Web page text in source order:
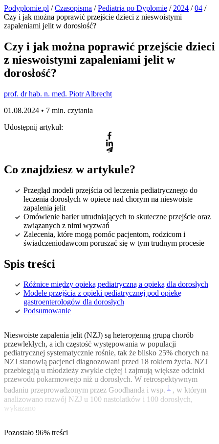
Podyplomie.pl /Czasopisma /Pediatria po Dyplomie / 2024 /04 /
Czy i jak można poprawić przejście dzieci z nieswoistymi
zapaleniami jelit w dorosłość?
Czy i jak można poprawić przejście dzieci
z nieswoistymi zapaleniami jelit w
dorosłość?
prof. dr hab. n. med. Piotr Albrecht
01.08.2024 • 7 min. czytania
Udostępnij artykuł:
Co znajdziesz w artykule?
Przegląd modeli przejścia od leczenia pediatrycznego do
leczenia dorosłych w opiece nad chorym na nieswoiste
zapalenia jelit
Omówienie barier utrudniających to skuteczne przejście oraz
związanych z nimi wyzwań
Zalecenia, które mogą pomóc pacjentom, rodzicom i
świadczeniodawcom poruszać się w tym trudnym procesie
Spis treści
Różnice między opieką pediatryczną a opieką dla dorosłych
Modele przejścia z opieki pediatrycznej pod opiekę
gastroenterologów dla dorosłych
Podsumowanie
Nieswoiste zapalenia jelit (NZJ) są heterogenną grupą chorób
przewlekłych, a ich częstość występowania w populacji
pediatrycznej systematycznie rośnie, tak że blisko 25% chorych na
NZJ stanowią pacjenci diagnozowani przed 18 rokiem życia. NZJ
przebiegają u młodzieży zwykle ciężej i zajmują większe odcinki
przewodu pokarmowego niż u dorosłych. W retrospektywnym
badaniu przeprowadzonym przez Goodhanda i wsp. 1 , w którym
analizowano rozwój NZJ u 100 nastolatków i 100 dorosłych,
wykazano
Pozostało 96% treści